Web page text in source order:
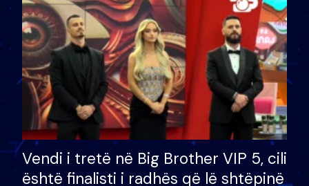
Vendi i tretë në Big Brother VIP 5, cili
është finalisti i radhës që lë shtëpinë